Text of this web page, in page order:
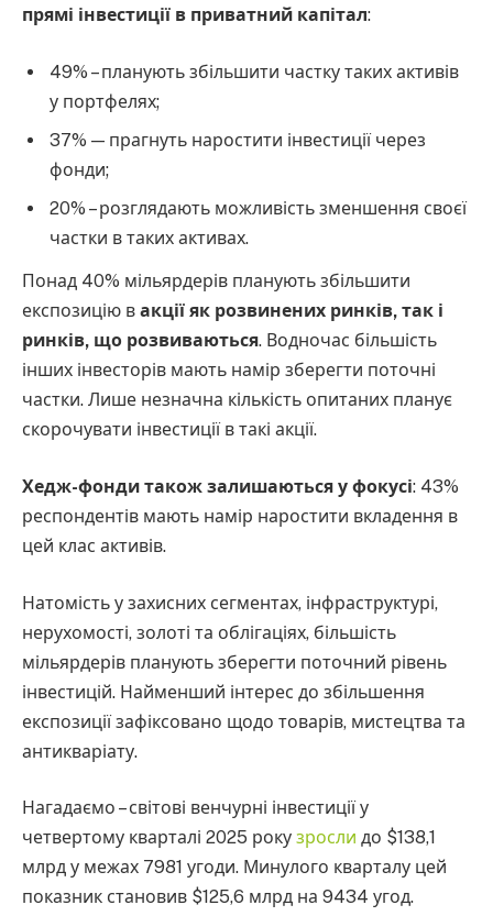
прямі інвестиції в приватний капітал:
49% – планують збільшити частку таких активів
у портфелях;
37% — прагнуть наростити інвестиції через
фонди;
20% – розглядають можливість зменшення своєї
частки в таких активах.
Понад 40% мільярдерів планують збільшити
експозицію в акції як розвинених ринків, так і
ринків, що розвиваються. Водночас більшість
інших інвесторів мають намір зберегти поточні
частки. Лише незначна кількість опитаних планує
скорочувати інвестиції в такі акції.
Хедж-фонди також залишаються у фокусі: 43%
респондентів мають намір наростити вкладення в
цей клас активів.
Натомість у захисних сегментах, інфраструктурі,
нерухомості, золоті та облігаціях, більшість
мільярдерів планують зберегти поточний рівень
інвестицій. Найменший інтерес до збільшення
експозиції зафіксовано щодо товарів, мистецтва та
антикваріату.
Нагадаємо – світові венчурні інвестиції у
четвертому кварталі 2025 року зросли до $138,1
млрд у межах 7981 угоди. Минулого кварталу цей
показник становив $125,6 млрд на 9434 угод.